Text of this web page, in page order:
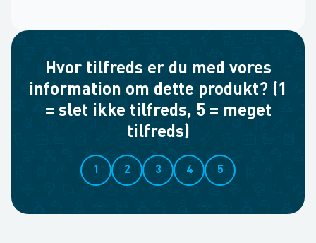
Hvor tilfreds er du med vores
information om dette produkt? (1
= slet ikke tilfreds, 5 = meget
tilfreds)
1 2 3 4 5